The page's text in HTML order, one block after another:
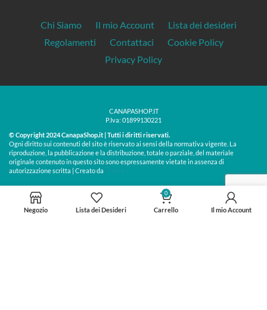
Chi Siamo Il mio Account
Lista dei desideri
Regolamenti
Contattaci
Cookie Policy
Privacy Policy
CANAPASHOP.IT
P.Iva: 01899130221
© Copyright 2024 CanapaShop.it | Tutti i diritti riservati.
Ogni diritto sui contenuti del sito è riservato ai sensi della normativa vigente. La
riproduzione, la pubblicazione e la distribuzione, totale o parziale, del materiale
originale contenuto in questo sito sono espressamente vietate in assenza di
autorizzazione scritta | Creato da
Negozio Lista dei Desideri
0
Carrello Il mio Account